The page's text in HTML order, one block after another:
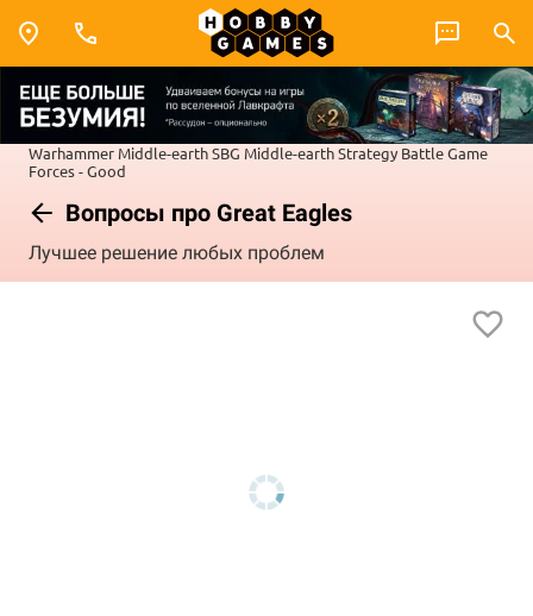
Warhammer Middle-earth SBG Middle-earth Strategy Battle Game
Forces - Good
Вопросы про Great Eagles
Лучшее решение любых проблем